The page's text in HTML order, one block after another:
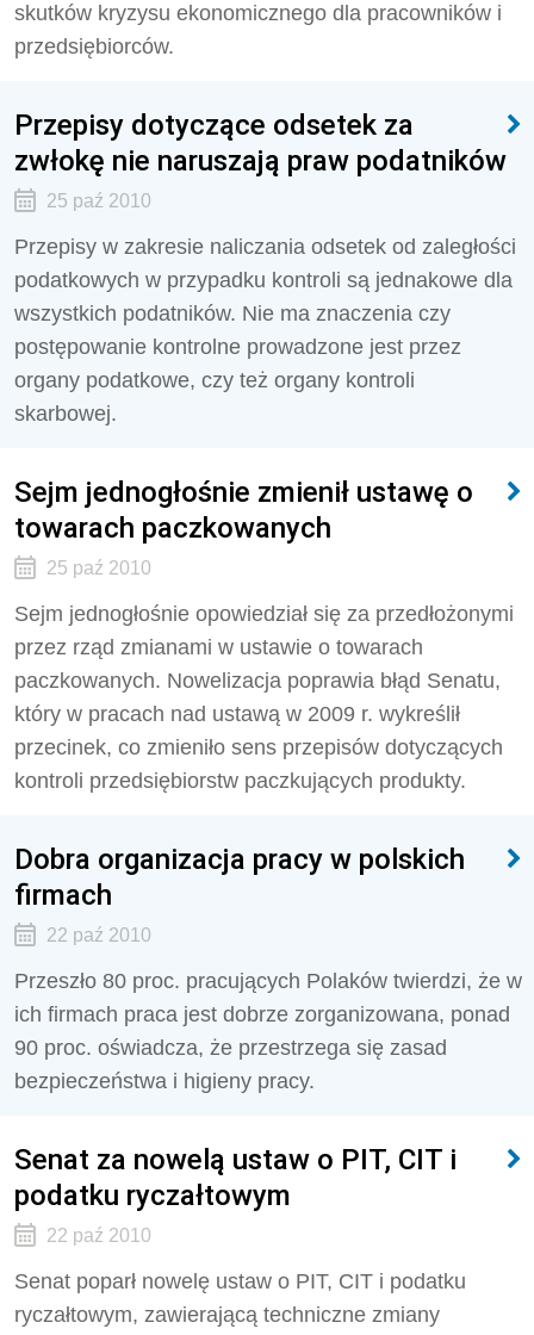
skutków kryzysu ekonomicznego dla pracowników i
przedsiębiorców.
Przepisy dotyczące odsetek za
zwłokę nie naruszają praw podatników
25 paź 2010
Przepisy w zakresie naliczania odsetek od zaległości
podatkowych w przypadku kontroli są jednakowe dla
wszystkich podatników. Nie ma znaczenia czy
postępowanie kontrolne prowadzone jest przez
organy podatkowe, czy też organy kontroli
skarbowej.
Sejm jednogłośnie zmienił ustawę o
towarach paczkowanych
25 paź 2010
Sejm jednogłośnie opowiedział się za przedłożonymi
przez rząd zmianami w ustawie o towarach
paczkowanych. Nowelizacja poprawia błąd Senatu,
który w pracach nad ustawą w 2009 r. wykreślił
przecinek, co zmieniło sens przepisów dotyczących
kontroli przedsiębiorstw paczkujących produkty.
Dobra organizacja pracy w polskich
firmach
22 paź 2010
Przeszło 80 proc. pracujących Polaków twierdzi, że w
ich firmach praca jest dobrze zorganizowana, ponad
90 proc. oświadcza, że przestrzega się zasad
bezpieczeństwa i higieny pracy.
Senat za nowelą ustaw o PIT, CIT i
podatku ryczałtowym
22 paź 2010
Senat poparł nowelę ustaw o PIT, CIT i podatku
ryczałtowym, zawierającą techniczne zmiany